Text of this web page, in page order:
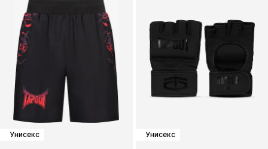
Унисекс Унисекс